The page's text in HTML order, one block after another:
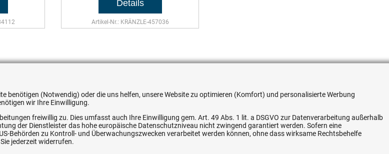
Artikel-Nr.: KRÄNZLE-457036
benötigen (Notwendig) oder die uns helfen, unsere Website zu optimieren (Komfort) und personalisierte Werbung
wir Ihre Einwilligung.
freiwillig zu. Dies umfasst auch Ihre Einwilligung gem. Art. 49 Abs. 1 lit. a DSGVO zur Datenverarbeitung außerhalb
der Dienstleister das hohe europäische Datenschutzniveau nicht zwingend garantiert werden. Sofern eine
Behörden zu Kontroll- und Überwachungszwecken verarbeitet werden können, ohne dass wirksame Rechtsbehelfe
jederzeit widerrufen.